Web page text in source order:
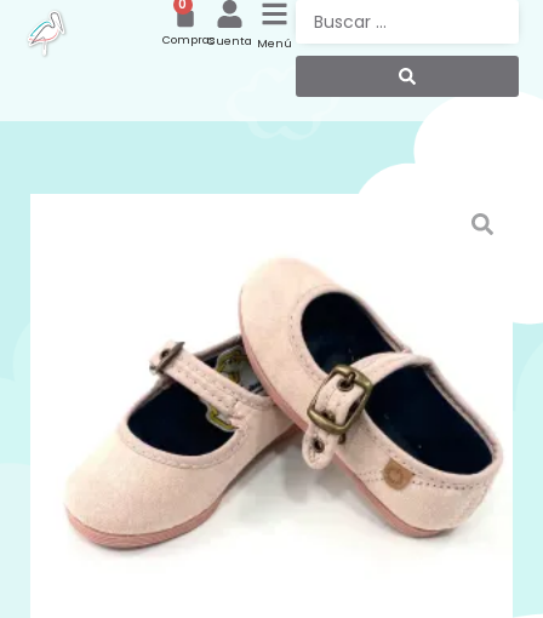
Menú
Cuenta
0
Compras